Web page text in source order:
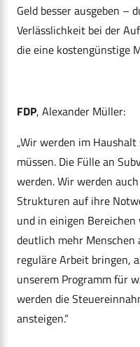
Geld besser ausgeben –
Verlässlichkeit bei der
die eine kostengünstige
FDP, Alexander Müller:
„Wir werden im
müssen. Die Fülle an
werden. Wir werden
Strukturen auf ihre
und in einigen
deutlich mehr Menschen
reguläre Arbeit bringen,
unserem Programm für
werden die
ansteigen.“